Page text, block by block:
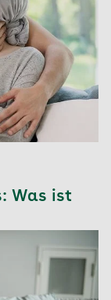
Was ist